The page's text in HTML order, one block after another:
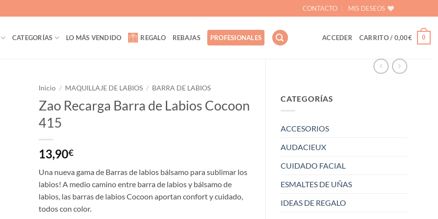
CONTACTO MIS DESEOS
CATEGORÍAS LO MÁS VENDIDO REGALO REBAJAS PROFESIONALES ACCEDER CARRITO / 0,00€ 0
CATEGORÍAS
ACCESORIOS
AUDACIEUX
CUIDADO FACIAL
ESMALTES DE UÑAS
IDEAS DE REGALO
Inicio / MAQUILLAJE DE LABIOS / BARRA DE LABIOS
Zao Recarga Barra de Labios Cocoon
415
13,90€
Una nueva gama de Barras de labios bálsamo para sublimar los
labios! A medio camino entre barra de labios y bálsamo de
labios, las barras de labios Cocoon aportan confort y cuidado,
todos con color.